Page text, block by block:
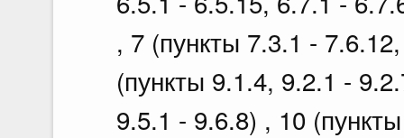
, 7 (пункты 7.3.1 -
(пункты 9.1.4, 9.2.1 -
9.5.1 - 9.6.8) , 10